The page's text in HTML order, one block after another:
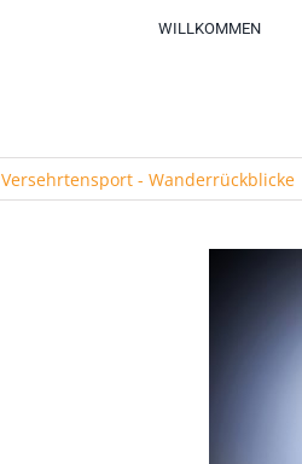
WILLKOMMEN
Versehrtensport - Wanderrückblicke